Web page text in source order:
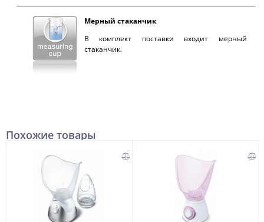
Mерный стаканчик
В комплект поставки входит мерный
стаканчик.
Похожие товары